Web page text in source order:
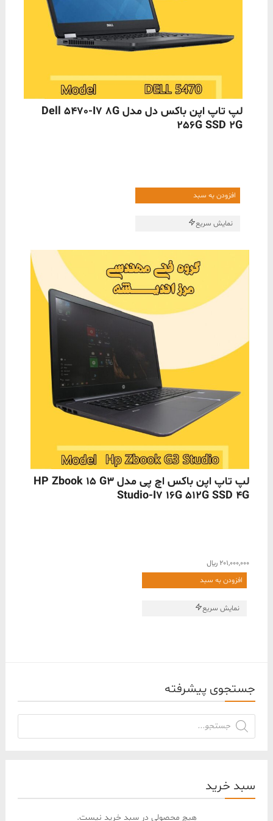
ناموجود
لپ تاپ اپن باکس دل مدل Dell 5470-I7 8G
256G SSD 2G
افزودن به سبد
نمایش سریع
ناموجود
لپ تاپ اپن باکس اچ پی مدل HP Zbook 15 G3
Studio-I7 16G 512G SSD 4G
201,000,000 ﷼
افزودن به سبد
نمایش سریع
جستجوی پیشرفته
جستجوی
محصولات
سبد خرید
هیچ محصولی در سبد خرید نیست.